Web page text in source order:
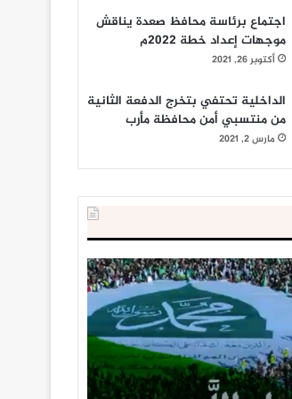
اجتماع برئاسة محافظ صعدة يناقش
موجهات إعداد خطة 2022م
أكتوبر 26, 2021
الداخلية تحتفي بتخرج الدفعة الثانية
من منتسبي أمن محافظة مأرب
مارس 2, 2021
الداخلية
المصرية
إحباط
‘مخطط
كبير’
للإخوان